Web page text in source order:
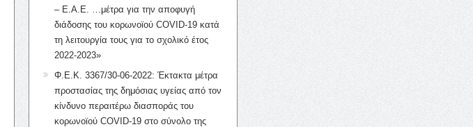
– Ε.Α.Ε. …μέτρα για την αποφυγή
διάδοσης του κορωνοϊού COVID-19 κατά
τη λειτουργία τους για το σχολικό έτος
2022-2023»
Φ.Ε.Κ. 3367/30-06-2022: Έκτακτα μέτρα
προστασίας της δημόσιας υγείας από τον
κίνδυνο περαιτέρω διασποράς του
κορωνοϊού COVID-19 στο σύνολο της